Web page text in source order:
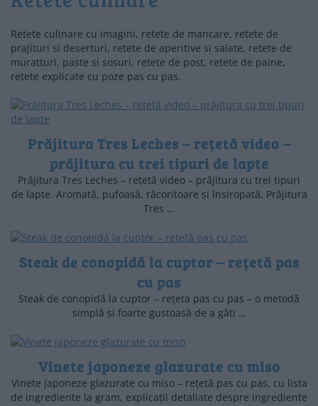
Retete culinare cu imagini, retete de mancare, retete de
prajituri si deserturi, retete de aperitive si salate, retete de
muratturi, paste si sosuri, retete de post, retete de paine,
retete explicate cu poze pas cu pas.
Prăjitura Tres Leches – rețetă video –
prăjitura cu trei tipuri de lapte
Prăjitura Tres Leches – rețetă video – prăjitura cu trei tipuri
de lapte. Aromată, pufoasă, răcoritoare și însiropată, Prăjitura
Tres …
Steak de conopidă la cuptor – rețetă pas
cu pas
Steak de conopidă la cuptor – rețeta pas cu pas – o metodă
simplă și foarte gustoasă de a găti …
Vinete japoneze glazurate cu miso
Vinete japoneze glazurate cu miso – rețetă pas cu pas, cu lista
de ingrediente la gram, explicații detaliate despre ingrediente